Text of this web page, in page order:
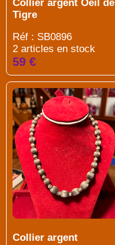
Collier argent Oeil de
Tigre
Réf : SB0896
2 articles en stock
59 €
Collier argent